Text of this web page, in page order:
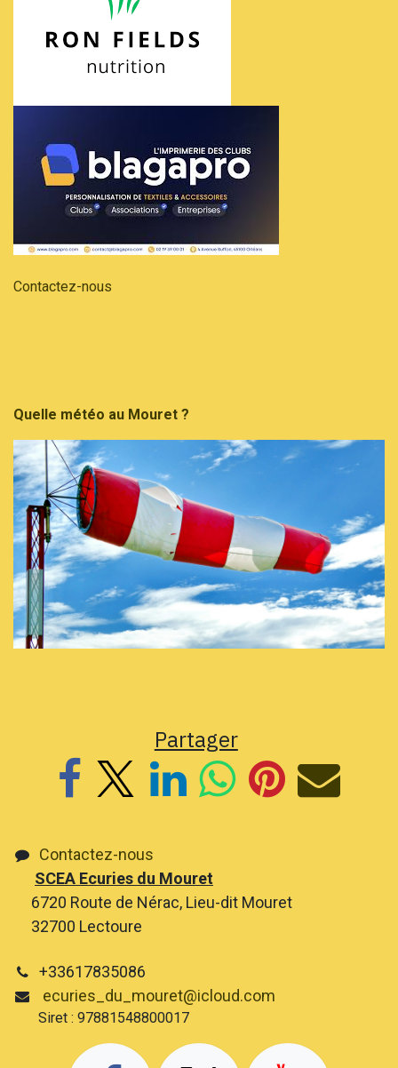
Contactez-nous
Quelle météo au Mouret ?
Partager
Contactez-nous
SCEA Ecuries du Mouret
6720 Route de Nérac, Lieu-dit Mouret
32700 Lectoure
+33617835086
ecuries_du_mouret@icloud.com
Siret : 97881548800017